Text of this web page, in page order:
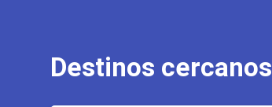
Destinos cercanos